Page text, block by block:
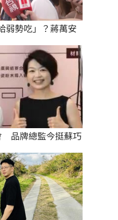
弱勢吃」？蔣萬安
品牌總監今挺蘇巧